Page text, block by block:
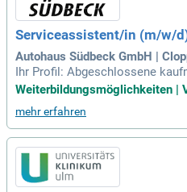
Serviceassistent/in (m/w/
Autohaus Südbeck GmbH |
Ihr Profil: Abgeschlossene
Ausbildung; Erfahrung im
h Fähigkeiten am Telefon;
men; Interesse an
Eigenverantwortliche,
Weiterbildungsmöglichkeiten |
mehr erfahren